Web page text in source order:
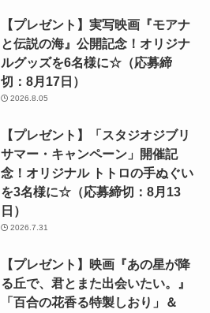
【プレゼント】実写映画『モアナ
と伝説の海』公開記念！オリジナ
ルグッズを6名様に☆（応募締
切：8月17日）
2026.8.05
【プレゼント】「スタジオジブリ
サマー・キャンペーン」開催記
念！オリジナル トトロの手ぬぐい
を3名様に☆（応募締切：8月13
日）
2026.7.31
【プレゼント】映画『あの星が降
る丘で、君とまた出会いたい。』
「百合の花香る特製しおり」＆